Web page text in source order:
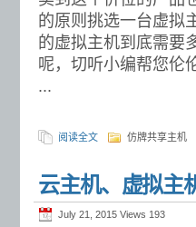
的原则挑选一台虚拟
的虚拟主机到底需要
呢，切听小编帮您伦
...
阅读全文 仿牌共享主机
云主机、虚拟主
July 21, 2015 Views 193